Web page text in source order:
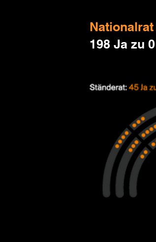
Nationalrat
198 Ja zu